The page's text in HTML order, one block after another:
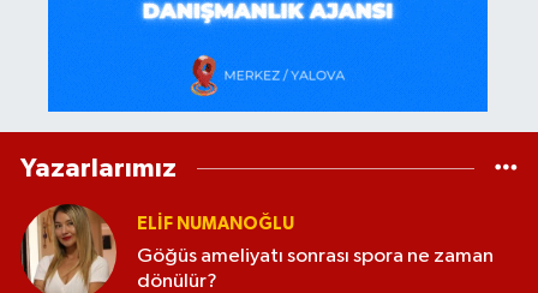
Yazarlarımız
ELİF NUMANOĞLU
Göğüs ameliyatı sonrası spora ne zaman
dönülür?